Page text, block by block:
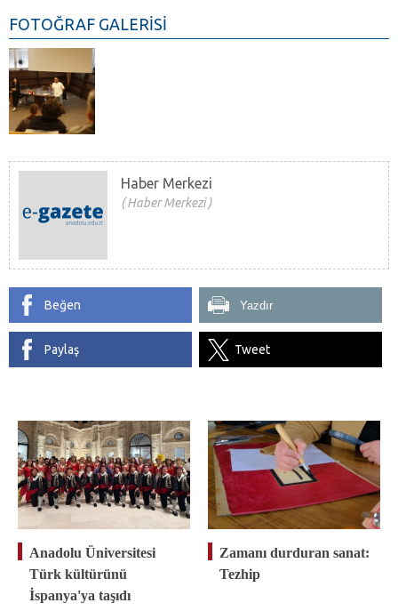
FOTOĞRAF GALERİSİ
Haber Merkezi
Haber Merkezi
Beğen Yazdır
Paylaş Tweet
Anadolu Üniversitesi
Türk kültürünü
İspanya'ya taşıdı
Zamanı durduran sanat:
Tezhip